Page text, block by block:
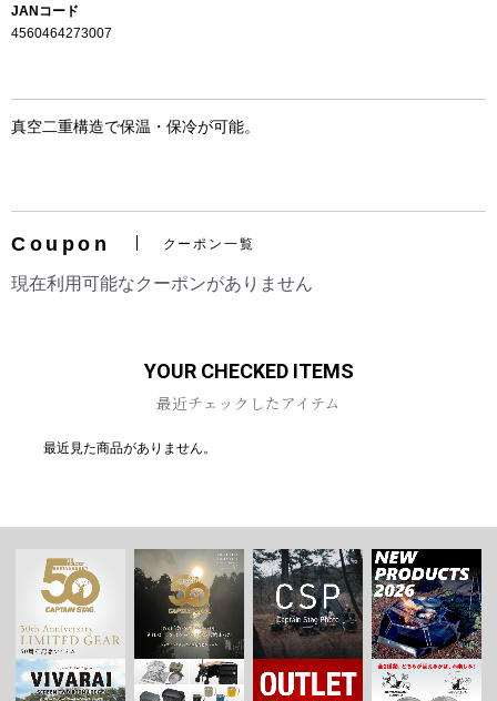
JANコード
4560464273007
真空二重構造で保温・保冷が可能。
Coupon クーポン一覧
現在利用可能なクーポンがありません
YOUR CHECKED ITEMS
最近チェックしたアイテム
最近見た商品がありません。